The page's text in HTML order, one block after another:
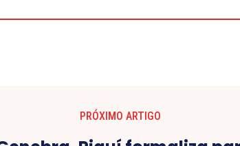
PRÓXIMO ARTIGO